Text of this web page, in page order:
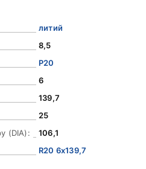
литий
8,5
Р20
6
139,7
25
(DIA):
106,1
R20 6x139,7